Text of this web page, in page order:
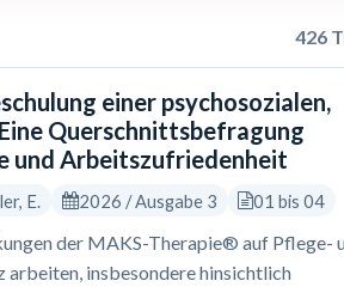
426
einer psychosozialen,
Querschnittsbefragung
und Arbeitszufriedenheit
E. 2026 / Ausgabe 3 01 bis 04
der MAKS-Therapie® auf Pflege-
insbesondere hinsichtlich